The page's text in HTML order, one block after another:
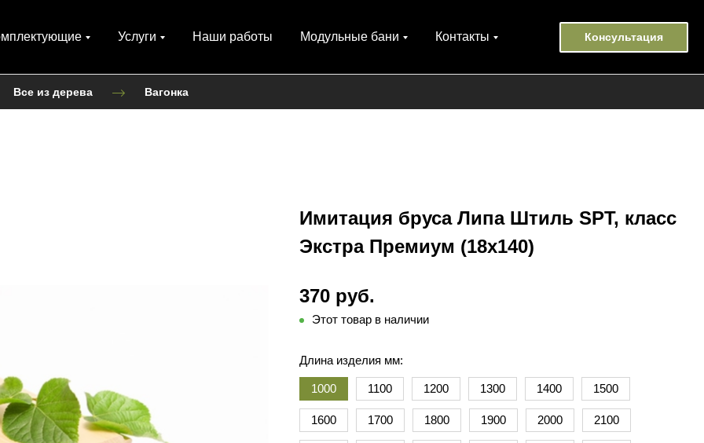
Услуги Наши работы Модульные бани Контакты Консультация
Все из дерева Вагонка
Имитация бруса Липа Штиль SPT, класс
Экстра Премиум (18х140)
370 руб.
Этот товар в наличии
Длина изделия мм:
1000 1100 1200 1300 1400 1500
1600 1700 1800 1900 2000 2100